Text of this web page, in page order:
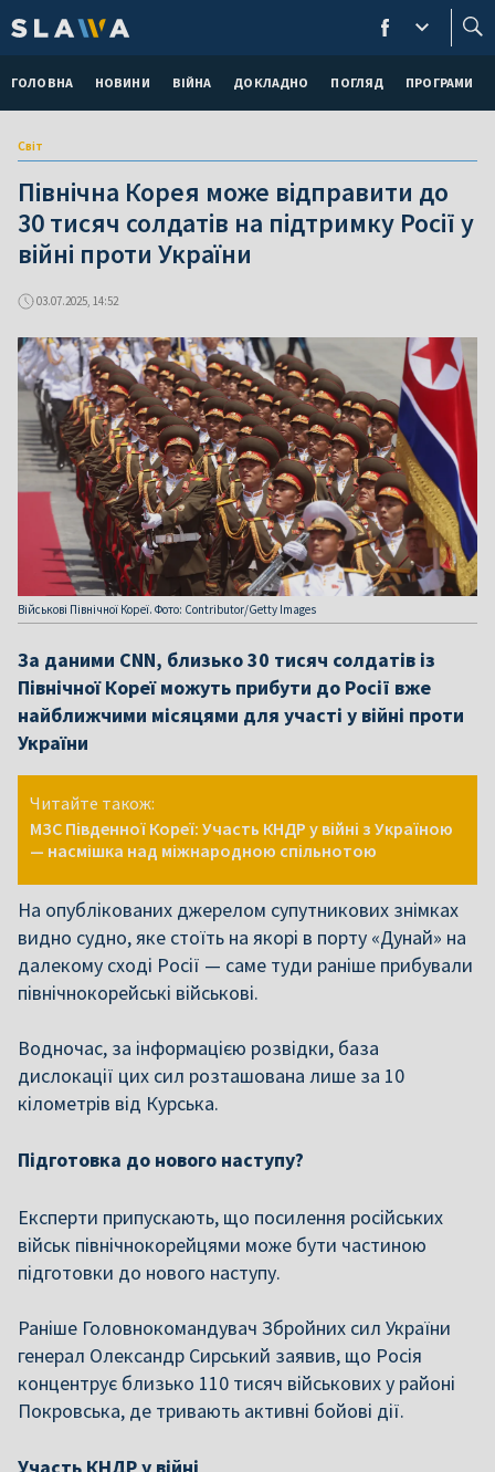
ГОЛОВНА НОВИНИ ВІЙНА ДОКЛАДНО ПОГЛЯД ПРОГРАМИ
Світ
Північна Корея може відправити до
30 тисяч солдатів на підтримку Росії у
війні проти України
03.07.2025, 14:52
Військові Північної Кореї. Фото: Contributor/Getty Images
За даними CNN, близько 30 тисяч солдатів із
Північної Кореї можуть прибути до Росії вже
найближчими місяцями для участі у війні проти
України
Читайте також:
МЗС Південної Кореї: Участь КНДР у війні з Україною
— насмішка над міжнародною спільнотою
На опублікованих джерелом супутникових знімках
видно судно, яке стоїть на якорі в порту «Дунай» на
далекому сході Росії — саме туди раніше прибували
північнокорейські військові.
Водночас, за інформацією розвідки, база
дислокації цих сил розташована лише за 10
кілометрів від Курська.
Підготовка до нового наступу?
Експерти припускають, що посилення російських
військ північнокорейцями може бути частиною
підготовки до нового наступу.
Раніше Головнокомандувач Збройних сил України
генерал Олександр Сирський заявив, що Росія
концентрує близько 110 тисяч військових у районі
Покровська, де тривають активні бойові дії.